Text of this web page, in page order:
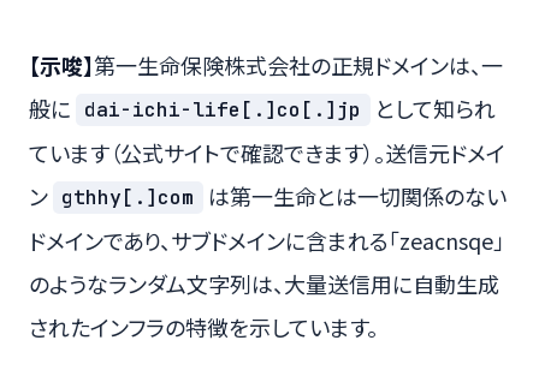
【示唆】第一生命保険株式会社の正規ドメインは、一
般に dai-ichi-life[.]co[.]jp
として知られ
ています（公式サイトで確認できます）。送信元ドメイ
ン gthhy[.]com
は第一生命とは一切関係のない
ドメインであり、サブドメインに含まれる「zeacnsqe」
のようなランダム文字列は、大量送信用に自動生成
されたインフラの特徴を示しています。